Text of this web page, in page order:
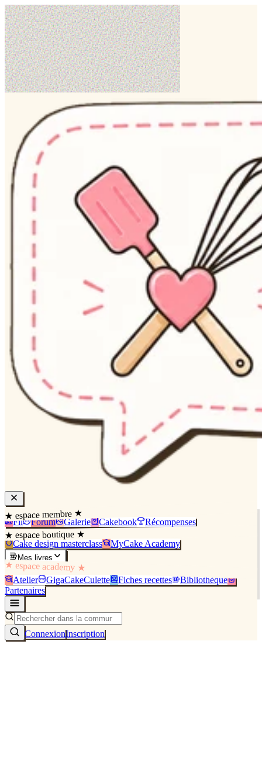
★ espace membre ★
Fil Forum Galerie Cakebook Récompenses
★ espace boutique ★
Cake design masterclass MyCake Academy
Mes livres
★ espace academy ★
Atelier GigaCakeCulette Fiches recettes
Bibliothèque
Partenaires
ConnexionInscription